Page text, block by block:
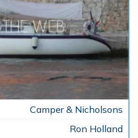
Camper & Nicholsons
Ron Holland